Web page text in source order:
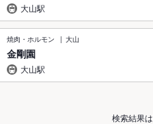
大山駅
焼肉・ホルモン 大山
金剛園
大山駅
検索結果は